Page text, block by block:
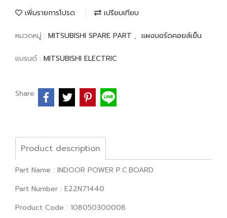
เพิ่มรายการโปรด เปรียบเทียบ
หมวดหมู่ : MITSUBISHI SPARE PART , แผงบอร์ดคอยล์เย็น
แบรนด์ : MITSUBISHI ELECTRIC
Share
Product description
Part Name : INDOOR POWER P.C.BOARD
Part Number : E22N71440
Product Code : 108050300008